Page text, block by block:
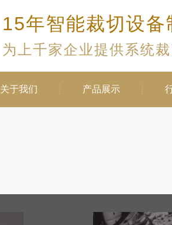
15年智能裁切设备
为上千家企业提供系统
关于我们 产品展示